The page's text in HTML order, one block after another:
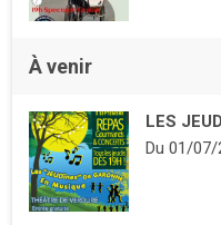
À venir
LES
Du 01/